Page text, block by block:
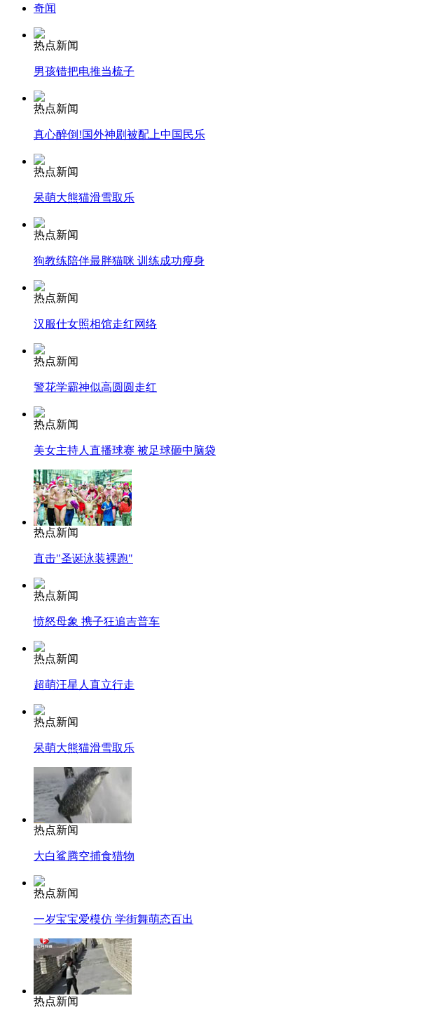
外交部：有关国家言论片面不公正
安徽一实载49人客车翻车
消防员救轻生者
司机酒驾遇交警 急速倒车逃窜
奇闻
热点新闻
男孩错把电推当梳子
热点新闻
真心醉倒!国外神剧被配上中国民乐
热点新闻
呆萌大熊猫滑雪取乐
热点新闻
狗教练陪伴最胖猫咪 训练成功瘦身
热点新闻
汉服仕女照相馆走红网络
热点新闻
警花学霸神似高圆圆走红
热点新闻
美女主持人直播球赛 被足球砸中脑袋
热点新闻
直击"圣诞泳装裸跑"
热点新闻
愤怒母象 携子狂追吉普车
热点新闻
超萌汪星人直立行走
热点新闻
呆萌大熊猫滑雪取乐
热点新闻
大白鲨腾空捕食猎物
热点新闻
一岁宝宝爱模仿 学街舞萌态百出
热点新闻